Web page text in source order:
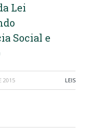
Lei
Social e
2015 LEIS